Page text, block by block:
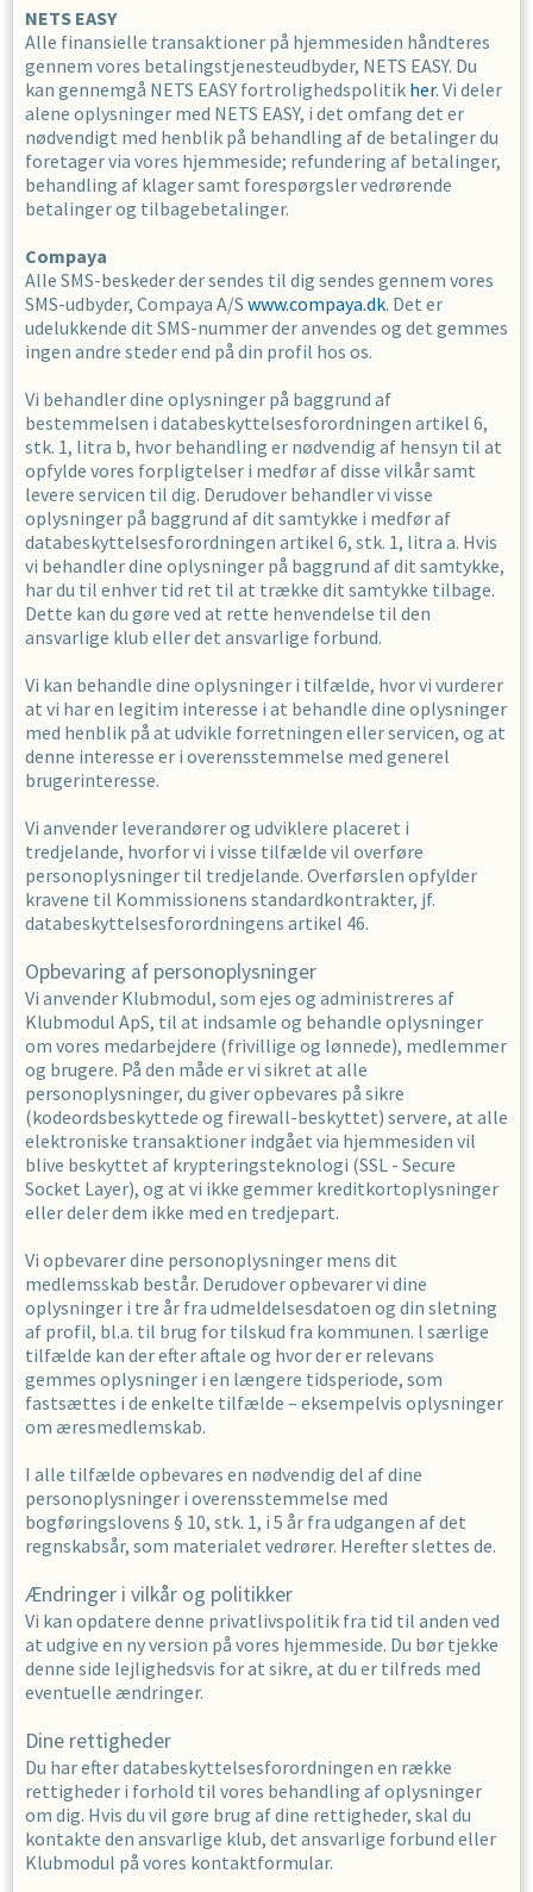
NETS EASY
Alle finansielle transaktioner på hjemmesiden håndteres
gennem vores betalingstjenesteudbyder, NETS EASY. Du
kan gennemgå NETS EASY fortrolighedspolitik her. Vi deler
alene oplysninger med NETS EASY, i det omfang det er
nødvendigt med henblik på behandling af de betalinger du
foretager via vores hjemmeside; refundering af betalinger,
behandling af klager samt forespørgsler vedrørende
betalinger og tilbagebetalinger.
Compaya
Alle SMS-beskeder der sendes til dig sendes gennem vores
SMS-udbyder, Compaya A/S www.compaya.dk. Det er
udelukkende dit SMS-nummer der anvendes og det gemmes
ingen andre steder end på din profil hos os.
Vi behandler dine oplysninger på baggrund af
bestemmelsen i databeskyttelsesforordningen artikel 6,
stk. 1, litra b, hvor behandling er nødvendig af hensyn til at
opfylde vores forpligtelser i medfør af disse vilkår samt
levere servicen til dig. Derudover behandler vi visse
oplysninger på baggrund af dit samtykke i medfør af
databeskyttelsesforordningen artikel 6, stk. 1, litra a. Hvis
vi behandler dine oplysninger på baggrund af dit samtykke,
har du til enhver tid ret til at trække dit samtykke tilbage.
Dette kan du gøre ved at rette henvendelse til den
ansvarlige klub eller det ansvarlige forbund.
Vi kan behandle dine oplysninger i tilfælde, hvor vi vurderer
at vi har en legitim interesse i at behandle dine oplysninger
med henblik på at udvikle forretningen eller servicen, og at
denne interesse er i overensstemmelse med generel
brugerinteresse.
Vi anvender leverandører og udviklere placeret i
tredjelande, hvorfor vi i visse tilfælde vil overføre
personoplysninger til tredjelande. Overførslen opfylder
kravene til Kommissionens standardkontrakter, jf.
databeskyttelsesforordningens artikel 46.
Opbevaring af personoplysninger
Vi anvender Klubmodul, som ejes og administreres af
Klubmodul ApS, til at indsamle og behandle oplysninger
om vores medarbejdere (frivillige og lønnede), medlemmer
og brugere. På den måde er vi sikret at alle
personoplysninger, du giver opbevares på sikre
(kodeordsbeskyttede og firewall-beskyttet) servere, at alle
elektroniske transaktioner indgået via hjemmesiden vil
blive beskyttet af krypteringsteknologi (SSL - Secure
Socket Layer), og at vi ikke gemmer kreditkortoplysninger
eller deler dem ikke med en tredjepart.
Vi opbevarer dine personoplysninger mens dit
medlemsskab består. Derudover opbevarer vi dine
oplysninger i tre år fra udmeldelsesdatoen og din sletning
af profil, bl.a. til brug for tilskud fra kommunen. l særlige
tilfælde kan der efter aftale og hvor der er relevans
gemmes oplysninger i en længere tidsperiode, som
fastsættes i de enkelte tilfælde – eksempelvis oplysninger
om æresmedlemskab.
I alle tilfælde opbevares en nødvendig del af dine
personoplysninger i overensstemmelse med
bogføringslovens § 10, stk. 1, i 5 år fra udgangen af det
regnskabsår, som materialet vedrører. Herefter slettes de.
Ændringer i vilkår og politikker
Vi kan opdatere denne privatlivspolitik fra tid til anden ved
at udgive en ny version på vores hjemmeside. Du bør tjekke
denne side lejlighedsvis for at sikre, at du er tilfreds med
eventuelle ændringer.
Dine rettigheder
Du har efter databeskyttelsesforordningen en række
rettigheder i forhold til vores behandling af oplysninger
om dig. Hvis du vil gøre brug af dine rettigheder, skal du
kontakte den ansvarlige klub, det ansvarlige forbund eller
Klubmodul på vores kontaktformular.